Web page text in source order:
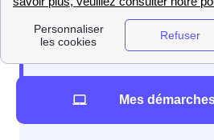
conforme de leur installation
ville de Trosly-Breuil, dans
France.
Mes